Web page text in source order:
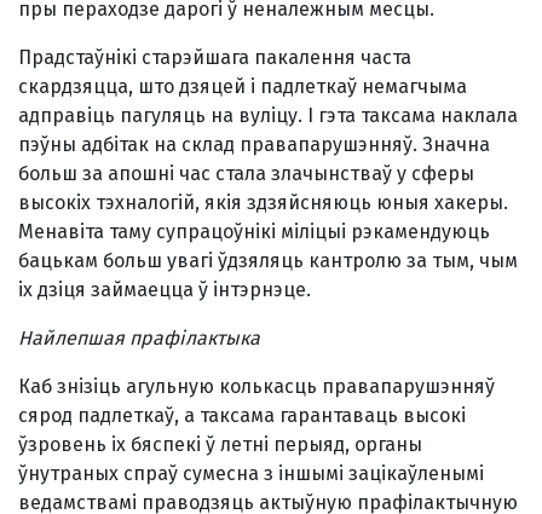
пры пераходзе дарогі ў неналежным месцы.
Прадстаўнікі старэйшага пакалення часта
скардзяцца, што дзяцей і падлеткаў немагчыма
адправіць пагуляць на вуліцу. І гэта таксама наклала
пэўны адбітак на склад правапарушэнняў. Значна
больш за апошні час стала злачынстваў у сферы
высокіх тэхналогій, якія здзяйсняюць юныя хакеры.
Менавіта таму супрацоўнікі міліцыі рэкамендуюць
бацькам больш увагі ўдзяляць кантролю за тым, чым
іх дзіця займаецца ў інтэрнэце.
Найлепшая прафілактыка
Каб знізіць агульную колькасць правапарушэнняў
сярод падлеткаў, а таксама гарантаваць высокі
ўзровень іх бяспекі ў летні перыяд, органы
ўнутраных спраў сумесна з іншымі зацікаўленымі
ведамствамі праводзяць актыўную прафілактычную